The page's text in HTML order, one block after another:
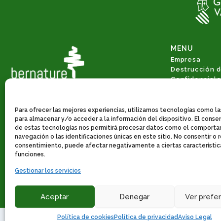
Para ofrecer las mejores experiencias, utilizamos tecnologías como
para almacenar y/o acceder a la información del dispositivo. El
de estas tecnologías nos permitirá procesar datos como el
navegación o las identificaciones únicas en este sitio. No consentir o
consentimiento, puede afectar negativamente a ciertas
funciones.
Gestionar los servicios
Aceptar Denegar Ver
Política de cookies Política de privacidadAviso Legal
MENU
Empresa
Destrucción
Gestión
Consultoría
Economía
Servicios de
Noticias
Contacto
Aviso Legal